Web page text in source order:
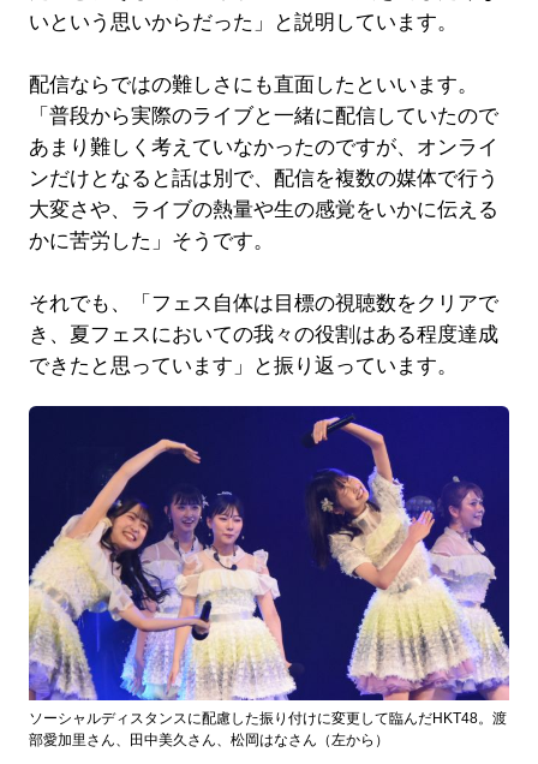
いという思いからだった」と説明しています。
配信ならではの難しさにも直面したといいます。
「普段から実際のライブと一緒に配信していたので
あまり難しく考えていなかったのですが、オンライ
ンだけとなると話は別で、配信を複数の媒体で行う
大変さや、ライブの熱量や生の感覚をいかに伝える
かに苦労した」そうです。
それでも、「フェス自体は目標の視聴数をクリアで
き、夏フェスにおいての我々の役割はある程度達成
できたと思っています」と振り返っています。
ソーシャルディスタンスに配慮した振り付けに変更して臨んだHKT48。渡
部愛加里さん、田中美久さん、松岡はなさん（左から）